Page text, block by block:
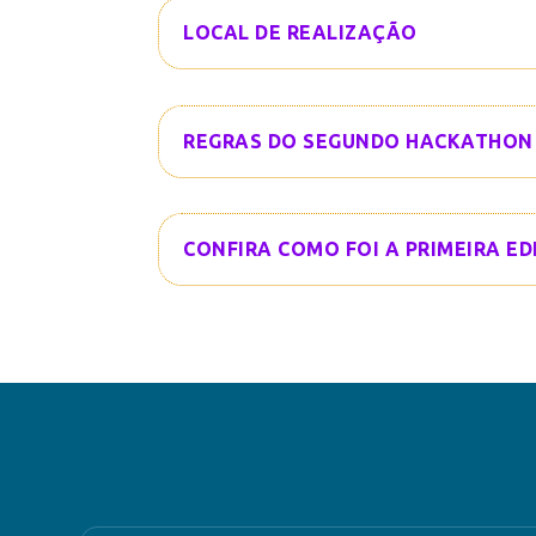
LOCAL DE REALIZAÇÃO
REGRAS DO SEGUNDO
CONFIRA COMO FOI A PRIMEIRA